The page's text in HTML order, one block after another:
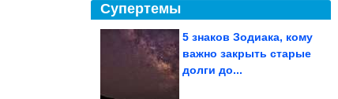
Супертемы
5 знаков Зодиака, кому
важно закрыть старые
долги до...
Топ-3 самых плохих